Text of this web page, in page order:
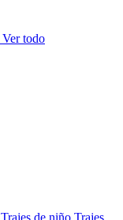
Ver todo
Trajes de niño Trajes